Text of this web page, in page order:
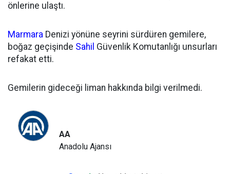
önlerine ulaştı.
Marmara Denizi yönüne seyrini sürdüren gemilere,
boğaz geçişinde Sahil Güvenlik Komutanlığı unsurları
refakat etti.
Gemilerin gideceği liman hakkında bilgi verilmedi.
AA
Anadolu Ajansı